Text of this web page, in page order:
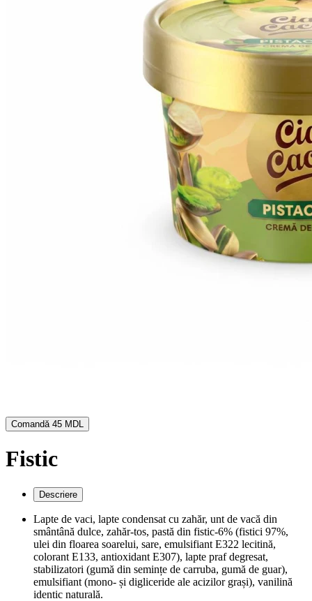
Comandă 45 MDL
Fistic
Descriere
Lapte de vaci, lapte condensat cu zahăr, unt de vacă din
smântână dulce, zahăr-tos, pastă din fistic-6% (fistici 97%,
ulei din floarea soarelui, sare, emulsifiant E322 lecitină,
colorant E133, antioxidant E307), lapte praf degresat,
stabilizatori (gumă din semințe de carruba, gumă de guar),
emulsifiant (mono- și digliceride ale acizilor grași), vanilină
identic naturală.